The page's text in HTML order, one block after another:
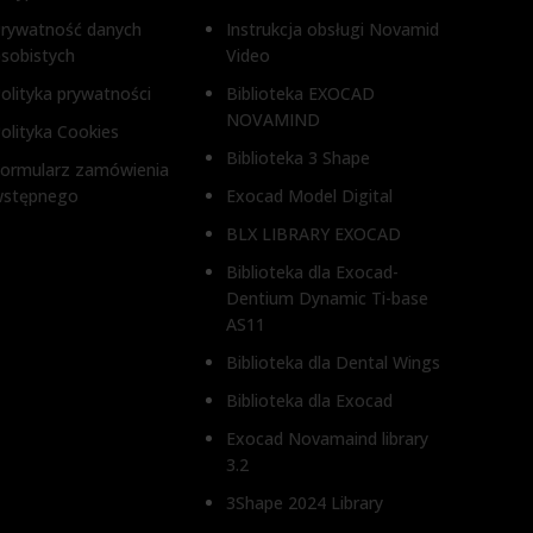
danych
prywatności
Cookies
zamówienia
Instrukcja obsługi Novamid
Video
Biblioteka EXOCAD
NOVAMIND
Biblioteka 3 Shape
Exocad Model Digital
BLX LIBRARY EXOCAD
Biblioteka dla Exocad-
Dentium Dynamic Ti-base
AS11
Biblioteka dla Dental Wings
Biblioteka dla Exocad
Exocad Novamaind library
3.2
3Shape 2024 Library